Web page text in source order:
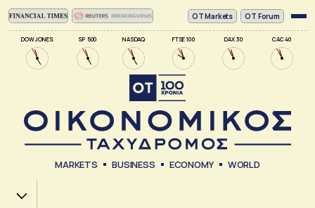
DOW JONES SP 500 NASDAQ FTSE 100 DAX 30 CAC 40
ΟΤ Markets OT Forum
MARKETS BUSINESS ECONOMY WORLD
Χ.Α.